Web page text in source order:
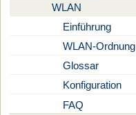
WLAN
Einführung
WLAN-Ordnung
Glossar
Konfiguration
FAQ